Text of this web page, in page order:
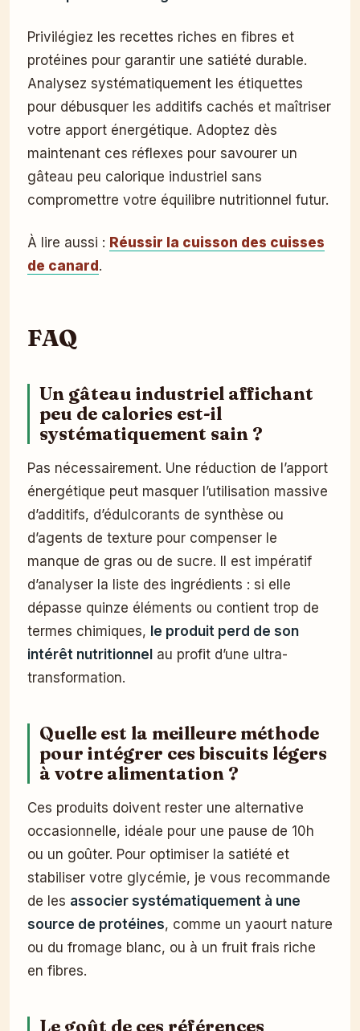
Privilégiez les recettes riches en fibres et
protéines pour garantir une satiété durable.
Analysez systématiquement les étiquettes
pour débusquer les additifs cachés et maîtriser
votre apport énergétique. Adoptez dès
maintenant ces réflexes pour savourer un
gâteau peu calorique industriel sans
compromettre votre équilibre nutritionnel futur.
À lire aussi : Réussir la cuisson des cuisses
de canard.
FAQ
Un gâteau industriel affichant
peu de calories est-il
systématiquement sain ?
Pas nécessairement. Une réduction de l’apport
énergétique peut masquer l’utilisation massive
d’additifs, d’édulcorants de synthèse ou
d’agents de texture pour compenser le
manque de gras ou de sucre. Il est impératif
d’analyser la liste des ingrédients : si elle
dépasse quinze éléments ou contient trop de
termes chimiques, le produit perd de son
intérêt nutritionnel au profit d’une ultra-
transformation.
Quelle est la meilleure méthode
pour intégrer ces biscuits légers
à votre alimentation ?
Ces produits doivent rester une alternative
occasionnelle, idéale pour une pause de 10h
ou un goûter. Pour optimiser la satiété et
stabiliser votre glycémie, je vous recommande
de les associer systématiquement à une
source de protéines, comme un yaourt nature
ou du fromage blanc, ou à un fruit frais riche
en fibres.
Le goût de ces références